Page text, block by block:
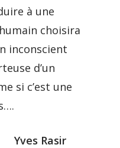
à une
choisira
inconscient
d’un
si c’est une
Yves Rasir